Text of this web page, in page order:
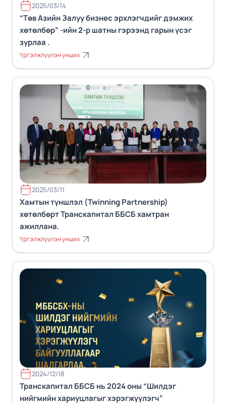
2025/03/14
“Төв Азийн Залуу бизнес эрхлэгчдийг дэмжих
хөтөлбөр” -ийн 2-р шатны гэрээнд гарын үсэг
зурлаа .
Үргэлжлүүлэн унших
2025/03/11
Хамтын түншлэл (Twinning Partnership)
хөтөлбөрт Транскапитал ББСБ хамтран
ажиллана.
Үргэлжлүүлэн унших
2024/12/18
Транскапитал ББСБ нь 2024 оны “Шилдэг
нийгмийн хариуцлагыг хэрэгжүүлэгч”